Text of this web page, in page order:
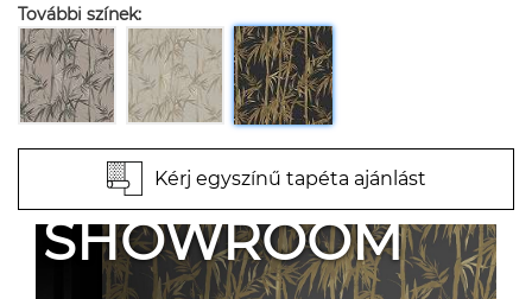
További színek:
Kérj egyszínű tapéta ajánlást
SHOWROOM